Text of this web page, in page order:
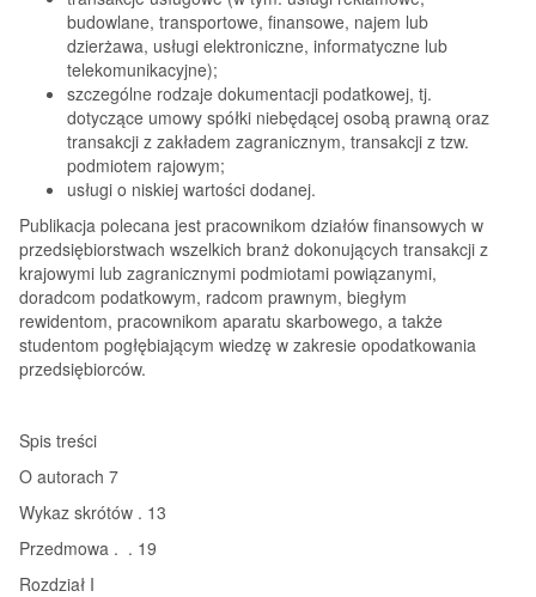
budowlane, transportowe, finansowe, najem lub
dzierżawa, usługi elektroniczne, informatyczne lub
telekomunikacyjne);
szczególne rodzaje dokumentacji podatkowej, tj.
dotyczące umowy spółki niebędącej osobą prawną oraz
transakcji z zakładem zagranicznym, transakcji z tzw.
podmiotem rajowym;
usługi o niskiej wartości dodanej.
Publikacja polecana jest pracownikom działów finansowych w
przedsiębiorstwach wszelkich branż dokonujących transakcji z
krajowymi lub zagranicznymi podmiotami powiązanymi,
doradcom podatkowym, radcom prawnym, biegłym
rewidentom, pracownikom aparatu skarbowego, a także
studentom pogłębiającym wiedzę w zakresie opodatkowania
przedsiębiorców.
Spis treści
O autorach 7
Wykaz skrótów . 13
Przedmowa . . 19
Rozdział I